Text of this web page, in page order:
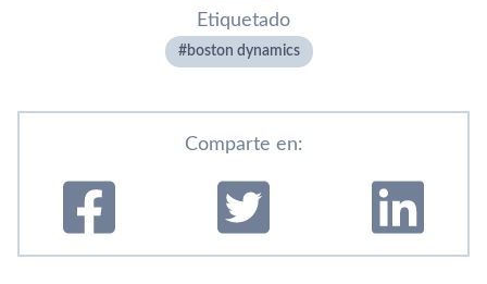
Etiquetado
boston dynamics
Comparte en: